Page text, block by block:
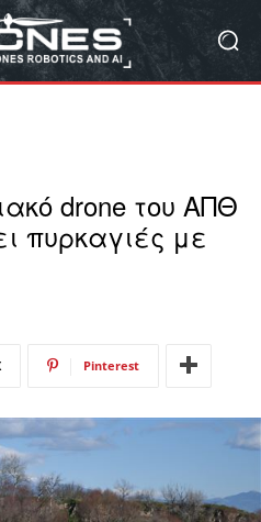
drone του ΑΠΘ
πυρκαγιές με
Pinterest